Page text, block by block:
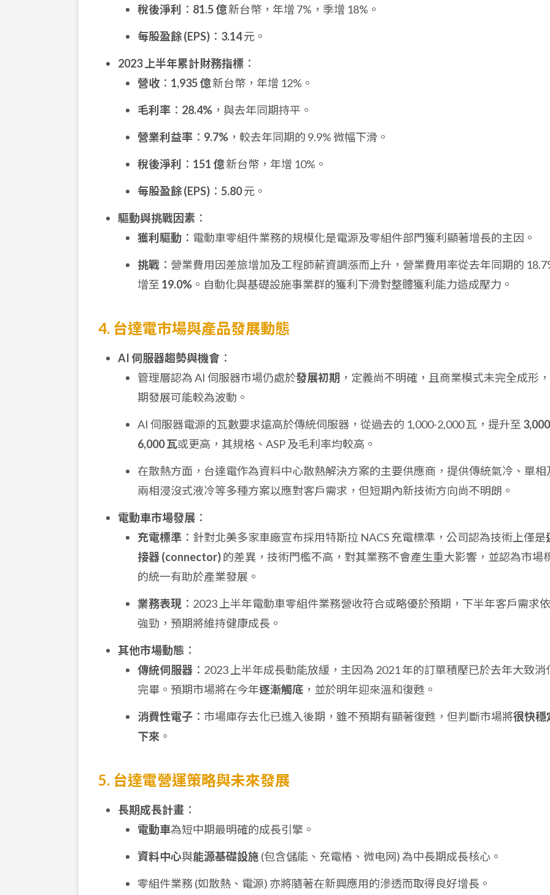
稅後淨利
： 81.5 億新台幣，年增 7%，季增 18%。
每股盈餘 (EPS) ： 3.14元。
2023 上半年累計財務指標 ：
營收 ： 1,935 億新台幣，年增 12%。
毛利率 ： 28.4% ，與去年同期持平。
營業利益率 ： 9.7% ，較去年同期的 9.9% 微幅下滑。
稅後淨利
： 151 億新台幣，年增 10%。
每股盈餘 (EPS) ： 5.80元。
驅動與挑戰因素 ：
獲利驅動 ：電動車零組件業務的規模化是電源及零組件部門獲利顯著增長的主因。
挑戰 ：營業費用因差旅增加及工程師薪資調漲而上升，營業費用率從去年同期的
增至 19.0% 。自動化與基礎設施事業群的獲利下滑對整體獲利能力造成壓力。
4. 台達電市場與產品發展動態
AI 伺服器趨勢與機會 ：
管理層認為 AI 伺服器市場仍處於發展初期 ，定義尚不明確，且商業模式未完全成形
期發展可能較為波動。
AI 伺服器電源的瓦數要求遠高於傳統伺服器，從過去的 1,000-2,000 瓦，提升至
6,000 瓦或更高，其規格、ASP 及毛利率均較高。
在散熱方面，台達電作為資料中心散熱解決方案的主要供應商，提供傳統氣冷、單相
兩相浸沒式液冷等多種方案以應對客戶需求，但短期內新技術方向尚不明朗。
電動車市場發展 ：
充電標準 ：針對北美多家車廠宣布採用特斯拉 NACS 充電標準，公司認為技術上僅是
接器 (connector)的差異，技術門檻不高，對其業務不會產生重大影響，並認為市場
的統一有助於產業發展。
業務表現 ：2023 上半年電動車零組件業務營收符合或略優於預期，下半年客戶需求
強勁，預期將維持健康成長。
其他市場動態 ：
傳統伺服器 ：2023 上半年成長動能放緩，主因為 2021 年的訂單積壓已於去年大致消
完畢。預期市場將在今年逐漸觸底 ，並於明年迎來溫和復甦。
消費性電子 ：市場庫存去化已進入後期，雖不預期有顯著復甦，但判斷市場將很快穩
下來 。
5. 台達電營運策略與未來發展
長期成長計畫 ：
電動車為短中期最明確的成長引擎。
資料中心與能源基礎設施 (包含儲能、充電樁、微电网) 為中長期成長核心。
零組件業務 (如散熱、電源) 亦將隨著在新興應用的滲透而取得良好增長。